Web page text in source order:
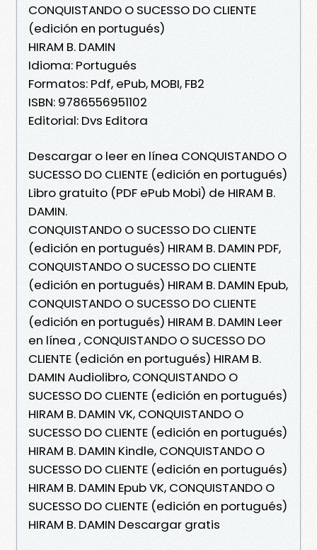
CONQUISTANDO O SUCESSO DO CLIENTE
(edición en portugués)
HIRAM B. DAMIN
Idioma: Portugués
Formatos: Pdf, ePub, MOBI, FB2
ISBN: 9786556951102
Editorial: Dvs Editora
Descargar o leer en línea CONQUISTANDO O
SUCESSO DO CLIENTE (edición en portugués)
Libro gratuito (PDF ePub Mobi) de HIRAM B.
DAMIN.
CONQUISTANDO O SUCESSO DO CLIENTE
(edición en portugués) HIRAM B. DAMIN PDF,
CONQUISTANDO O SUCESSO DO CLIENTE
(edición en portugués) HIRAM B. DAMIN Epub,
CONQUISTANDO O SUCESSO DO CLIENTE
(edición en portugués) HIRAM B. DAMIN Leer
en línea , CONQUISTANDO O SUCESSO DO
CLIENTE (edición en portugués) HIRAM B.
DAMIN Audiolibro, CONQUISTANDO O
SUCESSO DO CLIENTE (edición en portugués)
HIRAM B. DAMIN VK, CONQUISTANDO O
SUCESSO DO CLIENTE (edición en portugués)
HIRAM B. DAMIN Kindle, CONQUISTANDO O
SUCESSO DO CLIENTE (edición en portugués)
HIRAM B. DAMIN Epub VK, CONQUISTANDO O
SUCESSO DO CLIENTE (edición en portugués)
HIRAM B. DAMIN Descargar gratis